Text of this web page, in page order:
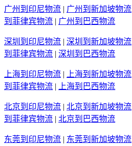
广州到印尼物流 | 广州到新加坡物流
到菲律宾物流 | 广州到巴西物流
深圳到印尼物流 | 深圳到新加坡物流
到菲律宾物流 | 深圳到巴西物流
上海到印尼物流 | 上海到新加坡物流
到菲律宾物流 | 上海到巴西物流
北京到印尼物流 | 北京到新加坡物流
到菲律宾物流 | 北京到巴西物流
东莞到印尼物流 | 东莞到新加坡物流